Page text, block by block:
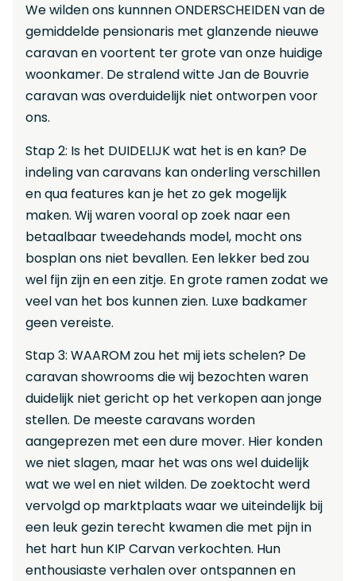
We wilden ons kunnnen ONDERSCHEIDEN van de
gemiddelde pensionaris met glanzende nieuwe
caravan en voortent ter grote van onze huidige
woonkamer. De stralend witte Jan de Bouvrie
caravan was overduidelijk niet ontworpen voor
ons.
Stap 2: Is het DUIDELIJK wat het is en kan? De
indeling van caravans kan onderling verschillen
en qua features kan je het zo gek mogelijk
maken. Wij waren vooral op zoek naar een
betaalbaar tweedehands model, mocht ons
bosplan ons niet bevallen. Een lekker bed zou
wel fijn zijn en een zitje. En grote ramen zodat we
veel van het bos kunnen zien. Luxe badkamer
geen vereiste.
Stap 3: WAAROM zou het mij iets schelen? De
caravan showrooms die wij bezochten waren
duidelijk niet gericht op het verkopen aan jonge
stellen. De meeste caravans worden
aangeprezen met een dure mover. Hier konden
we niet slagen, maar het was ons wel duidelijk
wat we wel en niet wilden. De zoektocht werd
vervolgd op marktplaats waar we uiteindelijk bij
een leuk gezin terecht kwamen die met pijn in
het hart hun KIP Carvan verkochten. Hun
enthousiaste verhalen over ontspannen en